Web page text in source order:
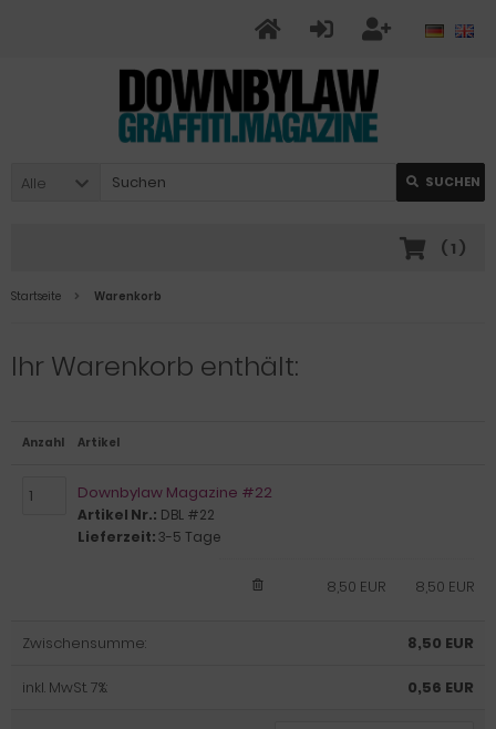
Alle SUCHEN
( 1 )
Startseite Warenkorb
Ihr Warenkorb enthält:
Anzahl Artikel
Downbylaw Magazine #22
Artikel Nr.: DBL #22
Lieferzeit:3-5 Tage
8,50 EUR
8,50 EUR
Zwischensumme: 8,50 EUR
inkl. MwSt. 7%: 0,56 EUR